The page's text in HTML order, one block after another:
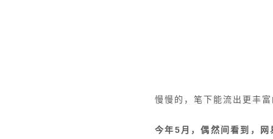
慢慢的，笔下能流出更丰
今年5月，偶然间看到，